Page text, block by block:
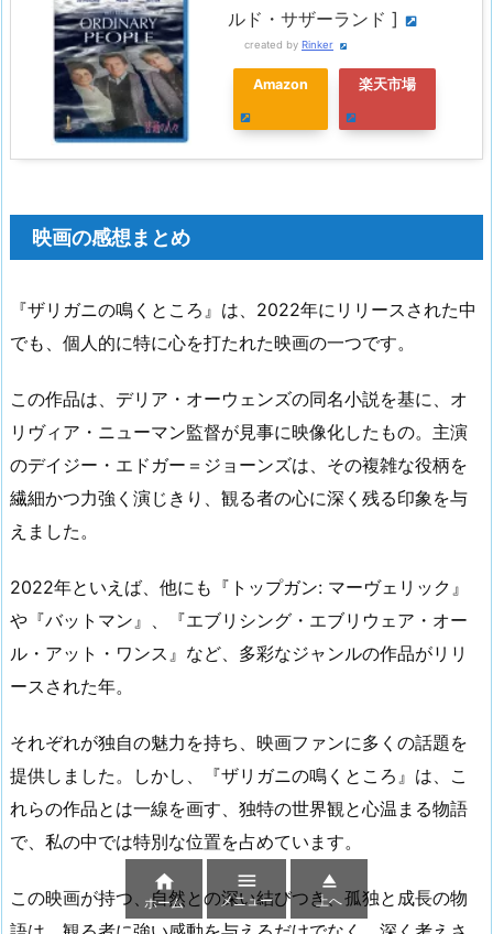
ルド・サザーランド ]
created by Rinker
Amazon 楽天市場
映画の感想まとめ
『ザリガニの鳴くところ』は、2022年にリリースされた中
でも、個人的に特に心を打たれた映画の一つです。
この作品は、デリア・オーウェンズの同名小説を基に、オ
リヴィア・ニューマン監督が見事に映像化したもの。主演
のデイジー・エドガー＝ジョーンズは、その複雑な役柄を
繊細かつ力強く演じきり、観る者の心に深く残る印象を与
えました。
2022年といえば、他にも『トップガン: マーヴェリック』
や『バットマン』、『エブリシング・エブリウェア・オー
ル・アット・ワンス』など、多彩なジャンルの作品がリリ
ースされた年。
それぞれが独自の魅力を持ち、映画ファンに多くの話題を
提供しました。しかし、『ザリガニの鳴くところ』は、こ
れらの作品とは一線を画す、独特の世界観と心温まる物語
で、私の中では特別な位置を占めています。
この映画が持つ、自然との深い結びつき、孤独と成長の物

ホーム

メニュー

上へ